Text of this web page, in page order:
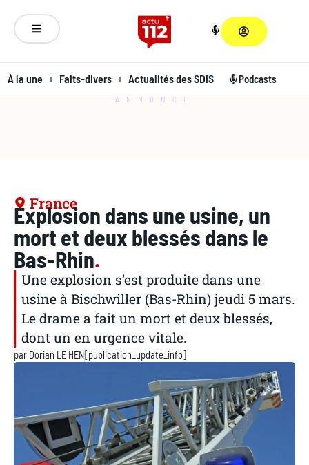
À la une Faits-divers Actualités des SDIS Podcasts
ANNONCE
France
Explosion dans une usine, un
mort et deux blessés dans le
Bas-Rhin.
Une explosion s’est produite dans une
usine à Bischwiller (Bas-Rhin) jeudi 5 mars.
Le drame a fait un mort et deux blessés,
dont un en urgence vitale.
par Dorian LE HEN[publication_update_info]